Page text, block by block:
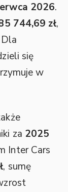
2026.
744,69 zł,
się
w
za 2025
Inter Cars
, sumę